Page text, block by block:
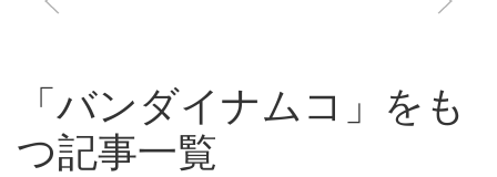
「バンダイナムコ」をも
つ記事一覧